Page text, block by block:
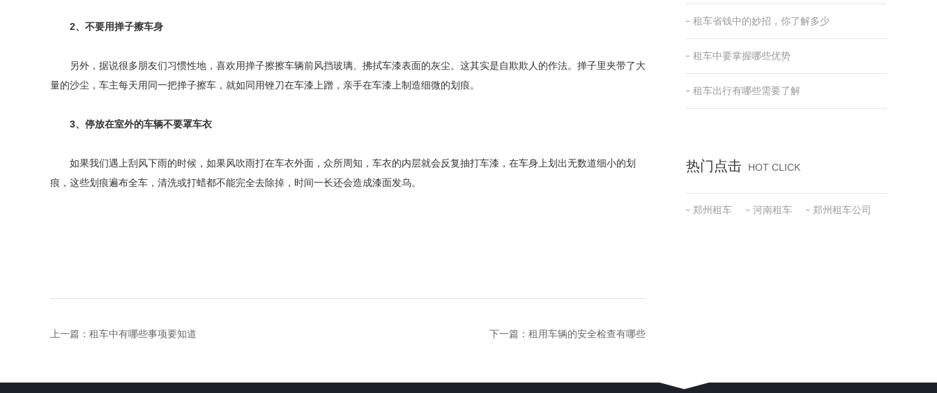
2、不要用掸子擦车身
另外，据说很多朋友们习惯性地，喜欢用掸子擦擦车辆前风挡玻璃、拂拭车漆表面的灰尘。这其实是自欺欺人的作法。掸子里夹带了大
量的沙尘，车主每天用同一把掸子擦车，就如同用锉刀在车漆上蹭，亲手在车漆上制造细微的划痕。
3、停放在室外的车辆不要罩车衣
如果我们遇上刮风下雨的时候，如果风吹雨打在车衣外面，众所周知，车衣的内层就会反复抽打车漆，在车身上划出无数道细小的划
痕，这些划痕遍布全车，清洗或打蜡都不能完全去除掉，时间一长还会造成漆面发乌。
上一篇： 租车中有哪些事项要知道 下一篇： 租用车辆的安全检查有哪些
租车省钱中的妙招，你了解多少
租车中要掌握哪些优势
租车出行有哪些需要了解
热门点击 HOT CLICK
郑州租车 河南租车 郑州租车公司